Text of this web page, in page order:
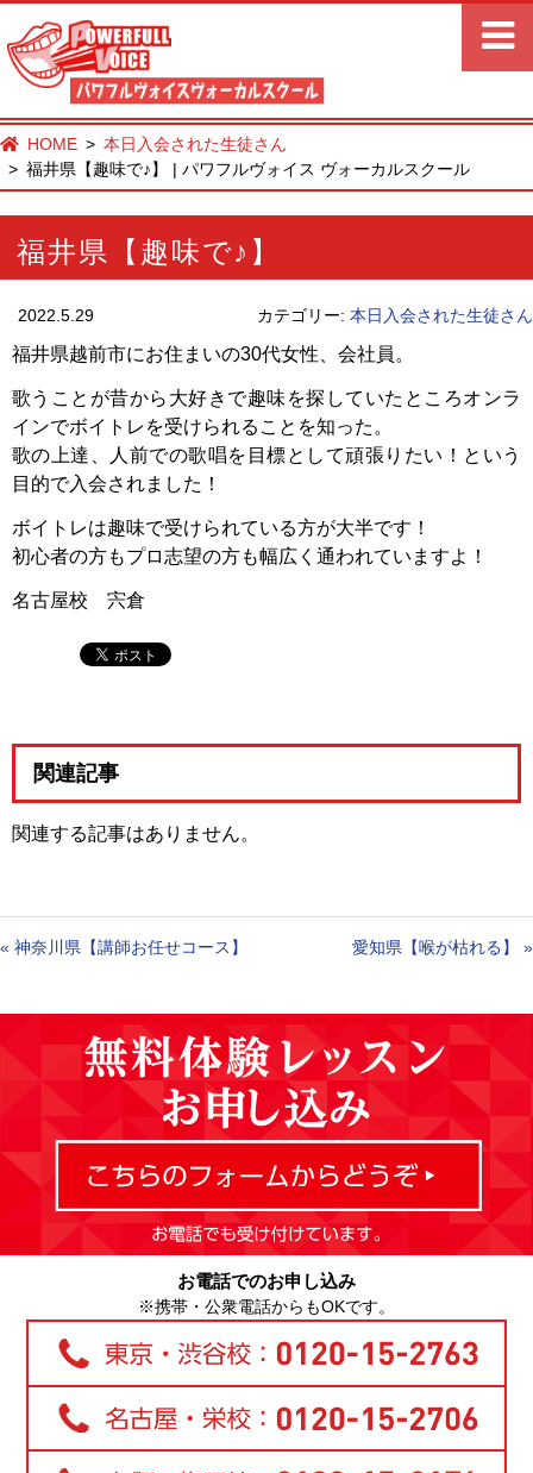
HOME
本日入会された生徒さん
福井県【趣味で♪】 | パワフルヴォイス ヴォーカルスクール
福井県【趣味で♪】
2022.5.29 カテゴリー: 本日入会された生徒さん
福井県越前市にお住まいの30代女性、会社員。
歌うことが昔から大好きで趣味を探していたところオンラ
インでボイトレを受けられることを知った。
歌の上達、人前での歌唱を目標として頑張りたい！という
目的で入会されました！
ボイトレは趣味で受けられている方が大半です！
初心者の方もプロ志望の方も幅広く通われていますよ！
名古屋校 宍倉
関連記事
関連する記事はありません。
« 神奈川県【講師お任せコース】 愛知県【喉が枯れる】 »
お電話でのお申し込み
※携帯・公衆電話からもOKです。